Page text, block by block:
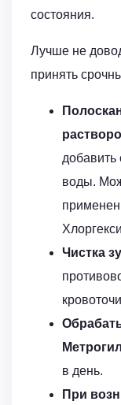
состояния.
Лучше не
принять
добавить
воды.
Чистка
в день.
При